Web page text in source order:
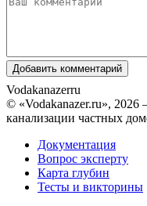
Vodakanazerru
© «Vodakanazer.ru», 2026
канализации частных
Документация
Вопрос эксперту
Карта глубин
Тесты и викторины